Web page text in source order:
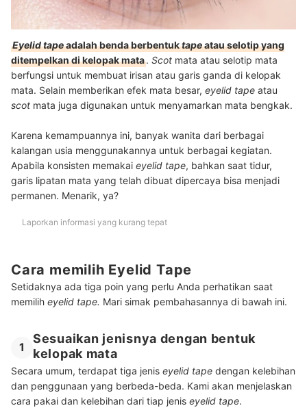
Eyelid tapeadalah benda berbentuktapeatau selotip yang
ditempelkan di kelopak mata. Scot mata atau selotip mata
berfungsi untuk membuat irisan atau garis ganda di kelopak
mata. Selain memberikan efek mata besar, eyelid tape atau
scot mata juga digunakan untuk menyamarkan mata bengkak.
Karena kemampuannya ini, banyak wanita dari berbagai
kalangan usia menggunakannya untuk berbagai kegiatan.
Apabila konsisten memakai eyelid tape, bahkan saat tidur,
garis lipatan mata yang telah dibuat dipercaya bisa menjadi
permanen. Menarik, ya?
Laporkan informasi yang kurang tepat
Cara memilih Eyelid Tape
Setidaknya ada tiga poin yang perlu Anda perhatikan saat
memilih eyelid tape. Mari simak pembahasannya di bawah ini.
1
Sesuaikan jenisnya dengan bentuk
kelopak mata
Secara umum, terdapat tiga jenis eyelid tape dengan kelebihan
dan penggunaan yang berbeda-beda. Kami akan menjelaskan
cara pakai dan kelebihan dari tiap jenis eyelid tape.